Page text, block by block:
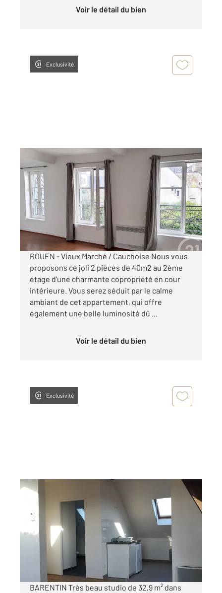
Voir le détail du bien
Exclusivité
ROUEN 76
40,21 m
, 2 pièces
Ref : 34392
Appartement F1Bis à louer
622 €
par mois charges comprises
ROUEN - Vieux Marché / Cauchoise Nous vous
proposons ce joli 2 pièces de 40m2 au 2ème
étage d'une charmante copropriété en cour
intérieure. Vous serez séduit par le calme
ambiant de cet appartement, qui offre
également une belle luminosité dû ...
Voir le détail du bien
Exclusivité
BARENTIN 76
32,90 m
2, 1 pièce
Ref : 34389
Appartement F1 à louer
400 €
par mois charges comprises
BARENTIN Très beau studio de 32,9 m² dans